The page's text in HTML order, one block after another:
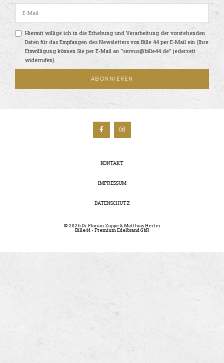
Hiermit willige ich in die Erhebung und Verarbeitung der vorstehenden
Daten für das Empfangen des Newsletters von Bille 44 per E-Mail ein (Ihre
Einwilligung können Sie per E-Mail an "servus@bille44.de" jederzeit
widerrufen).
ABONNIEREN
KONTAKT
IMPRESSUM
DATENSCHUTZ
© 2026 Dr. Florian Zappe & Matthias Herter
Bille44 - Premium Edelbrand GbR